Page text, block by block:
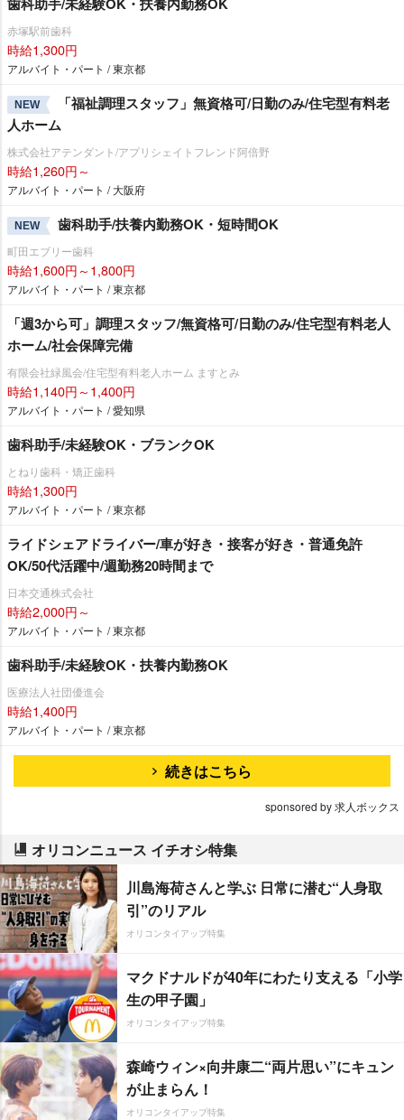
赤塚駅前歯科
時給1,300円
アルバイト・パート / 東京都
NEW
「福祉調理スタッフ」無資格可/日勤のみ/住宅型有料老
人ホーム
株式会社アテンダント/アプリシェイトフレンド阿倍野
時給1,260円～
アルバイト・パート / 大阪府
NEW 歯科助手/扶養内勤務OK・短時間OK
町田エブリー歯科
時給1,600円～1,800円
アルバイト・パート / 東京都
「週3から可」調理スタッフ/無資格可/日勤のみ/住宅型有料老人
ホーム/社会保障完備
有限会社緑風会/住宅型有料老人ホーム ますとみ
時給1,140円～1,400円
アルバイト・パート / 愛知県
歯科助手/未経験OK・ブランクOK
とねり歯科・矯正歯科
時給1,300円
アルバイト・パート / 東京都
ライドシェアドライバー/車が好き・接客が好き・普通免許
OK/50代活躍中/週勤務20時間まで
日本交通株式会社
時給2,000円～
アルバイト・パート / 東京都
歯科助手/未経験OK・扶養内勤務OK
医療法人社団優進会
時給1,400円
アルバイト・パート / 東京都
続きはこちら
sponsored by 求人ボックス
オリコンニュース イチオシ特集
川島海荷さんと学ぶ 日常に潜む“人身取
引”のリアル
オリコンタイアップ特集
マクドナルドが40年にわたり支える「小学
生の甲子園」
オリコンタイアップ特集
森崎ウィン×向井康二“両片思い”にキュン
が止まらん！
オリコンタイアップ特集